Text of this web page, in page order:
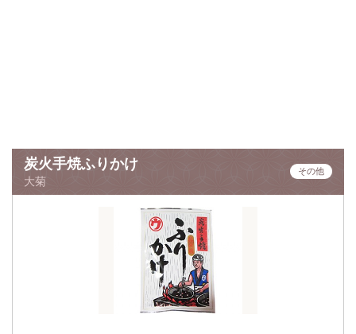
炭火手焼ふりかけ
大菊
その他